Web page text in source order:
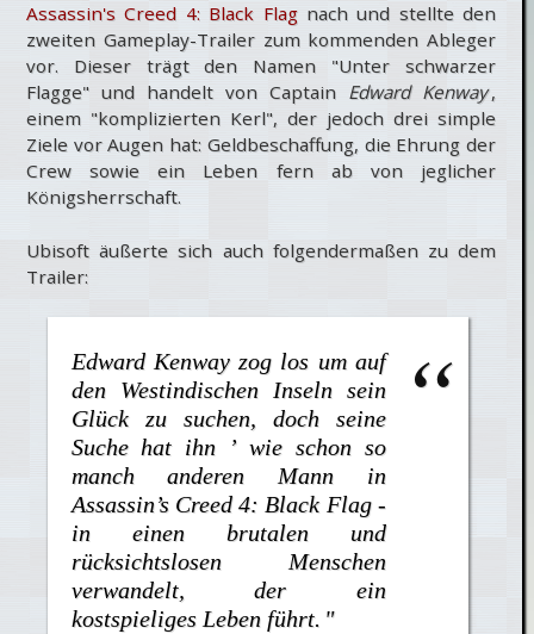
Assassin's Creed 4: Black Flagnach und stellte den
zweiten Gameplay-Trailer zum kommenden Ableger
vor. Dieser trägt den Namen "Unter schwarzer
Flagge" und handelt von Captain Edward Kenway ,
einem "komplizierten Kerl", der jedoch drei simple
Ziele vor Augen hat: Geldbeschaffung, die Ehrung der
Crew sowie ein Leben fern ab von jeglicher
Königsherrschaft.
Ubisoft äußerte sich auch folgendermaßen zu dem
Trailer:
Edward Kenway zog los um auf
den Westindischen Inseln sein
Glück zu suchen, doch seine
Suche hat ihn ’ wie schon so
manch anderen Mann in
Assassin’s Creed 4: Black Flag -
in einen brutalen und
rücksichtslosen Menschen
verwandelt, der ein
kostspieliges Leben führt. "